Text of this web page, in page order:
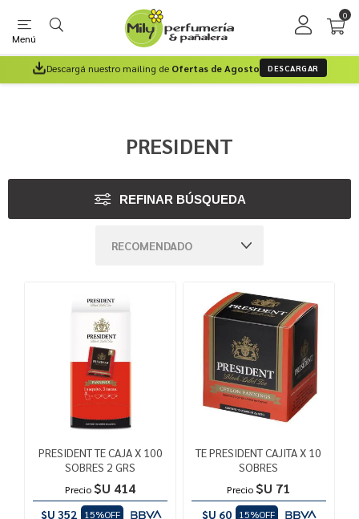
Menú
0
Descargá nuestro mailing de Ofertas de Agosto DESCARGAR
PRESIDENT
REFINAR BÚSQUEDA
PRESIDENT TE CAJA X 100
SOBRES 2 GRS
Precio $U 414
$U 352
15%OFF
TE PRESIDENT CAJITA X 10
SOBRES
Precio $U 71
$U 60
15%OFF